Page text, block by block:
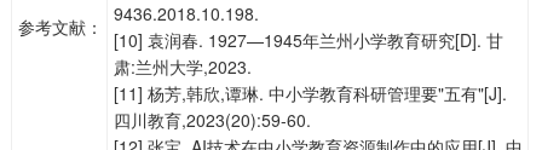
参考文献：
9436.2018.10.198.
[10] 袁润春. 1927—1945年兰州小学教育研究[D]. 甘
肃:兰州大学,2023.
[11] 杨芳,韩欣,谭琳. 中小学教育科研管理要"五有"[J].
四川教育,2023(20):59-60.